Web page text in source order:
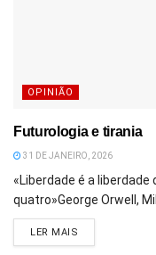
OPINIÃO
Futurologia e tirania
31 DE JANEIRO, 2026
«Liberdade é a liberdade
quatro»George Orwell,
LER MAIS